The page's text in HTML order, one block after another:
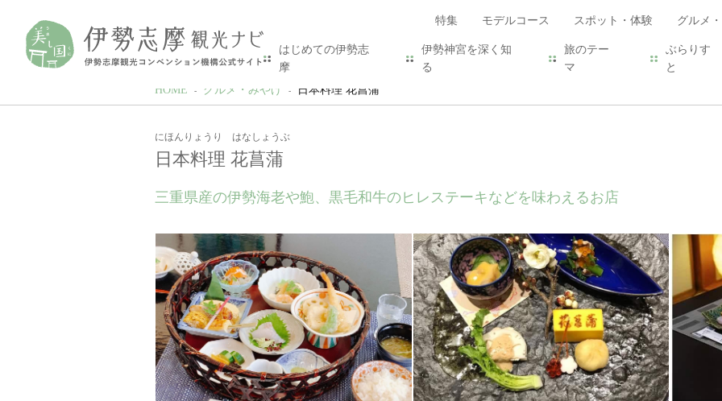
特集 モデルコース スポット・体験 グルメ
はじめての伊勢志
摩
伊勢神宮を深く知
る
旅のテー
マ
ぶらりす
と
HOME
グルメ・みやげ 日本料理 花菖蒲
にほんりょうり はなしょうぶ
日本料理 花菖蒲
三重県産の伊勢海老や鮑、黒毛和牛のヒレステーキなどを味わえるお店